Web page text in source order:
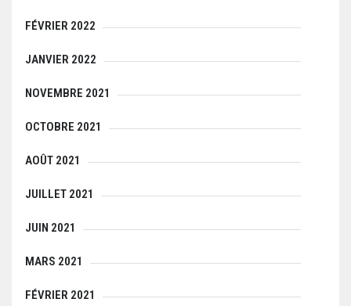
FÉVRIER 2022
JANVIER 2022
NOVEMBRE 2021
OCTOBRE 2021
AOÛT 2021
JUILLET 2021
JUIN 2021
MARS 2021
FÉVRIER 2021